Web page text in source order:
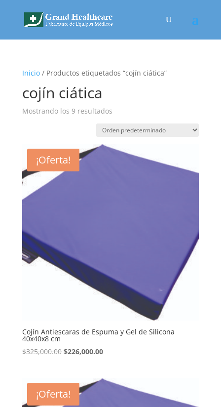
Inicio/ Productos etiquetados “cojín ciática”
cojín ciática
Mostrando los 9 resultados
¡Oferta!
Cojín Antiescaras de Espuma y Gel de Silicona
40x40x8 cm
$325,000.00 El
era:
$325,000.00.
$226,000.00El
es:
¡Oferta!